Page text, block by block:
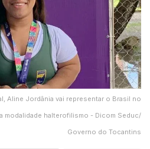
Aline Jordânia vai representar o Brasil no
modalidade halterofilismo - Dicom Seduc/
Governo do Tocantins